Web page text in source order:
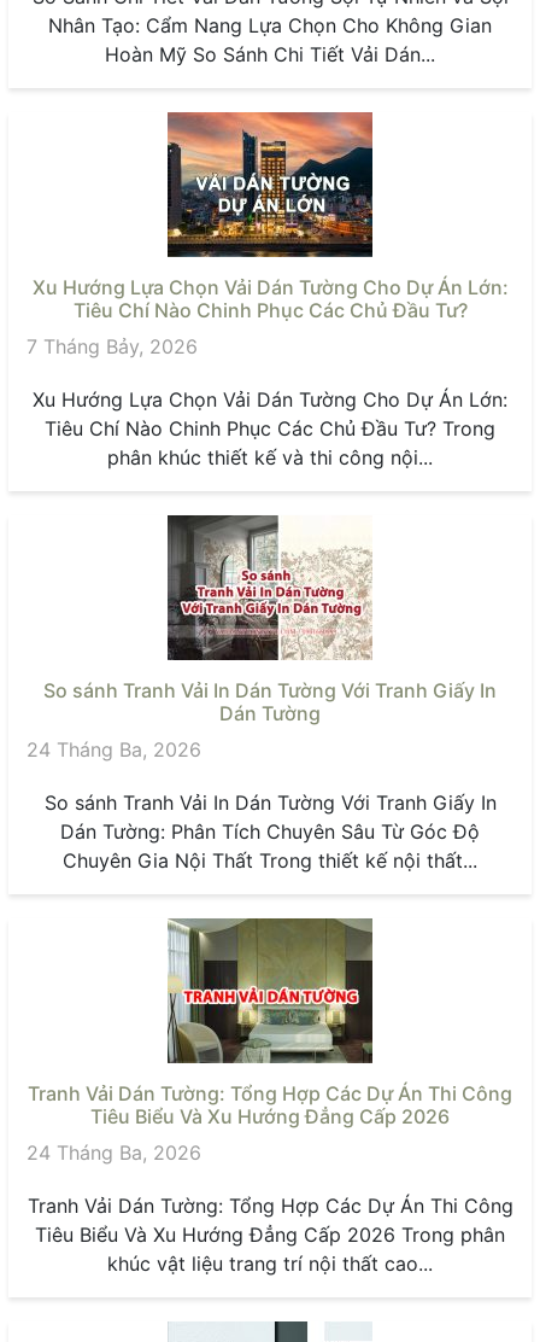
Nhân Tạo: Cẩm Nang Lựa Chọn Cho Không Gian
Hoàn Mỹ So Sánh Chi Tiết Vải Dán...
Xu Hướng Lựa Chọn Vải Dán Tường Cho Dự Án Lớn:
Tiêu Chí Nào Chinh Phục Các Chủ Đầu Tư?
7 Tháng Bảy, 2026
Xu Hướng Lựa Chọn Vải Dán Tường Cho Dự Án Lớn:
Tiêu Chí Nào Chinh Phục Các Chủ Đầu Tư? Trong
phân khúc thiết kế và thi công nội...
So sánh Tranh Vải In Dán Tường Với Tranh Giấy In
Dán Tường
24 Tháng Ba, 2026
So sánh Tranh Vải In Dán Tường Với Tranh Giấy In
Dán Tường: Phân Tích Chuyên Sâu Từ Góc Độ
Chuyên Gia Nội Thất Trong thiết kế nội thất...
Tranh Vải Dán Tường: Tổng Hợp Các Dự Án Thi Công
Tiêu Biểu Và Xu Hướng Đẳng Cấp 2026
24 Tháng Ba, 2026
Tranh Vải Dán Tường: Tổng Hợp Các Dự Án Thi Công
Tiêu Biểu Và Xu Hướng Đẳng Cấp 2026 Trong phân
khúc vật liệu trang trí nội thất cao...